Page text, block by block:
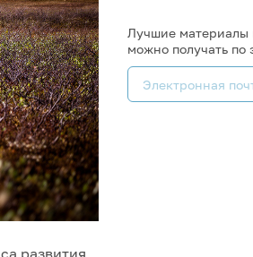
развития
Лучшие материалы
можно получать по